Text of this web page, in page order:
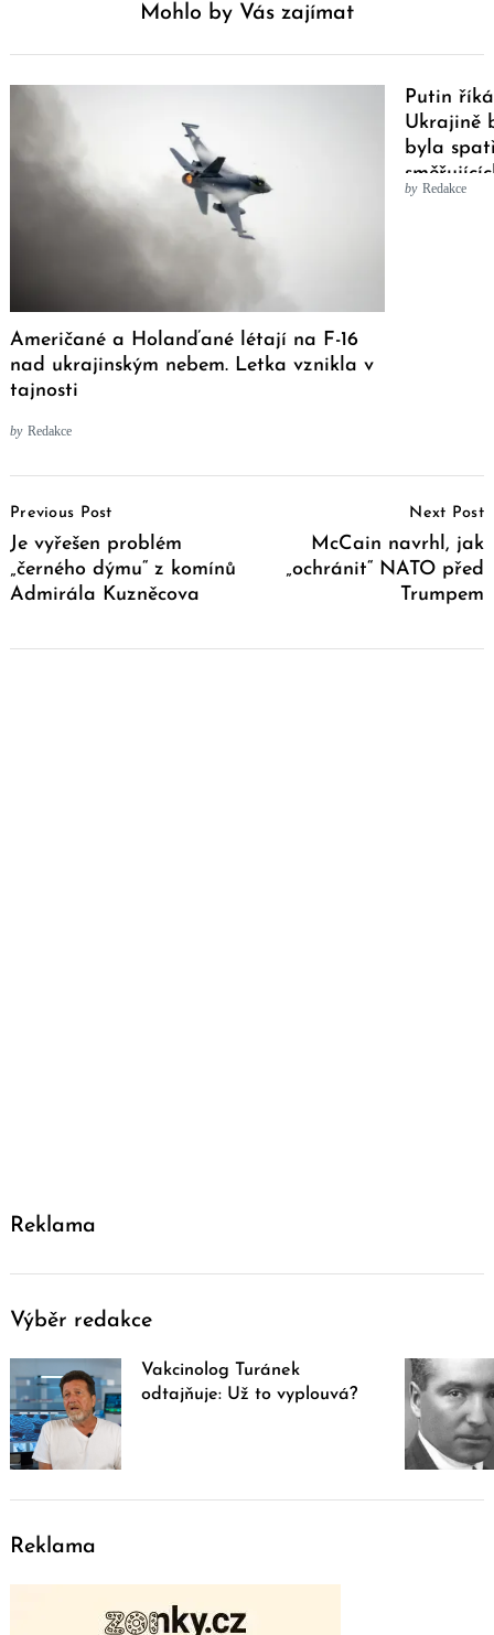
Mohlo by Vás zajímat
Američané a Holanďané létají na F-16
nad ukrajinským nebem. Letka vznikla v
tajnosti
by Redakce
Putin
Ukrajině
byla
by Redakce
Navigation
Previous Post
Je vyřešen problém
„černého dýmu“ z komínů
Admirála Kuzněcova
Next Post
McCain navrhl, jak
„ochránit“ NATO před
Trumpem
Reklama
Výběr redakce
Vakcinolog Turánek
odtajňuje: Už to vyplouvá?
Reklama